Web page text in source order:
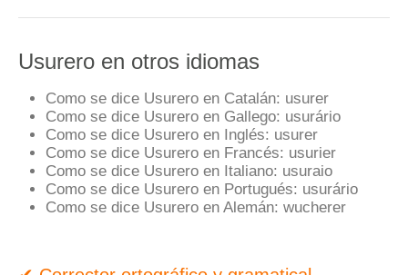
Usurero en otros idiomas
Como se dice Usurero en Catalán: usurer
Como se dice Usurero en Gallego: usurário
Como se dice Usurero en Inglés: usurer
Como se dice Usurero en Francés: usurier
Como se dice Usurero en Italiano: usuraio
Como se dice Usurero en Portugués: usurário
Como se dice Usurero en Alemán: wucherer